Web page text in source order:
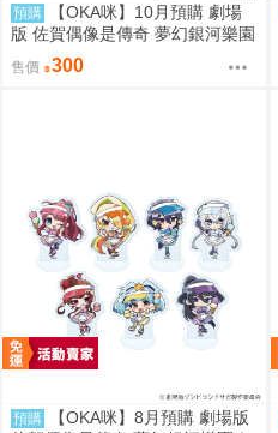
預購
【OKA咪】10月預購 劇場
版 佐賀偶像是傳奇 夢幻銀河樂園
｜壓克力卡片 02/盲抽(7種) 旗袍
泳裝ver. 隨機一款
售價 300
預購
【OKA咪】8月預購 劇場版